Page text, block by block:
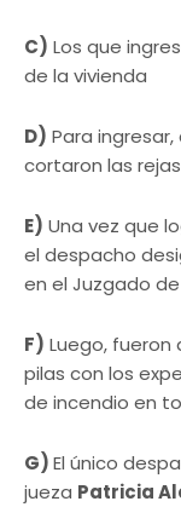
C) Los que
de la vivienda
D) Para
cortaron las
E) Una vez que
el despacho
en el Juzgado de
F) Luego,
pilas con los
de incendio en
G)El único
jueza Patricia